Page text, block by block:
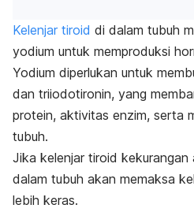
Kelenjar tiroid di dalam tubuh
yodium untuk memproduksi
Yodium diperlukan untuk
dan triiodotironin, yang
protein, aktivitas enzim, serta
tubuh.
Jika kelenjar tiroid kekurangan
dalam tubuh akan memaksa
lebih keras.